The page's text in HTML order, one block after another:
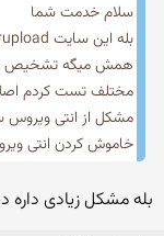
سلام خدمت شما
بله این سایت torupload اصلا هیچ جوره اجازه دانلود به بنده نداد
مختلف تست کردم
مشکل از انتی
خاموش کردن انتی
بله مشکل زیادی داره